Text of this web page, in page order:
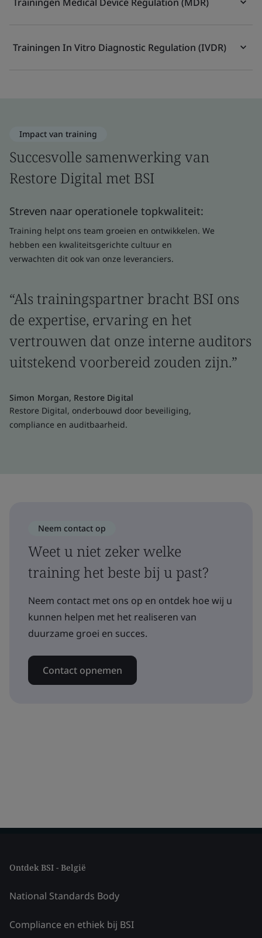
Trainingen In Vitro Diagnostic Regulation (IVDR)
Impact van training
Succesvolle samenwerking van
Restore Digital met BSI
Streven naar operationele topkwaliteit:
Training helpt ons team groeien en ontwikkelen. We
hebben een kwaliteitsgerichte cultuur en
verwachten dit ook van onze leveranciers.
“Als trainingspartner bracht BSI ons
de expertise, ervaring en het
vertrouwen dat onze interne auditors
uitstekend voorbereid zouden zijn.”
Simon Morgan, Restore Digital
Restore Digital, onderbouwd door beveiliging,
compliance en auditbaarheid.
Neem contact op
Weet u niet zeker welke
training het beste bij u past?
Neem contact met ons op en ontdek hoe wij u
kunnen helpen met het realiseren van
duurzame groei en succes.
Contact opnemen
Ontdek BSI - België
National Standards Body
Compliance en ethiek bij BSI